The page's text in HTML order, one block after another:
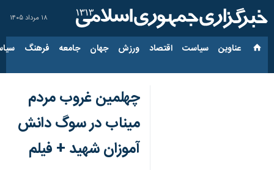
۱۸ مرداد ۱۴۰۵
عناوین‌ سیاست اقتصاد ورزش جهان جامعه فرهنگ
چهلمین غروب مردم
میناب در سوگ دانش
آموزان شهید + فیلم